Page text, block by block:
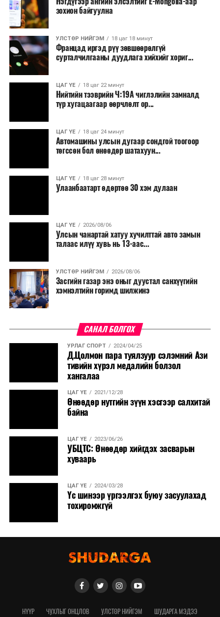
зохион байгуулна
УЛСТӨР НИЙГЭМ 18 цаг 18 минут
Францад иргэд рүү зөвшөөрөлгүй
сурталчилгааны дуудлага хийхийг хориг...
ЦАГ ҮЕ 18 цаг 22 минут
Нийтийн тээврийн Ч:19А чиглэлийн замналд
түр хугацаагаар өөрчлөлт ор...
ЦАГ ҮЕ 18 цаг 24 минут
Автомашины улсын дугаар сондгой тоогоор
төгссөн бол өнөөдөр шатахуун...
ЦАГ ҮЕ 18 цаг 28 минут
Улаанбаатарт өдөртөө 30 хэм дулаан
ЦАГ ҮЕ 2026/08/06
Улсын чанартай хатуу хучилттай авто замын
талаас илүү хувь нь 13-аас...
УЛСТӨР НИЙГЭМ 2026/08/06
Засгийн газар энэ оныг дуустал санхүүгийн
хэмнэлтийн горимд шилжинэ
САНАЛ БОЛГОХ
УРЛАГ СПОРТ 2024/04/25
Д.Цолмон пара туялзуур сэлэмний Ази
тивийн хүрэл медалийн болзол
хангалаа
ЦАГ ҮЕ 2021/12/28
Өнөөдөр нутгийн зүүн хэсгээр салхитай
байна
ЦАГ ҮЕ 2023/06/26
УБЦТС: Өнөөдөр хийгдэх засварын
хуваарь
ЦАГ ҮЕ 2024/03/28
Үс шинээр үргээлгэх буюу засуулахад
тохиромжгүй
НҮҮР ЧУХЛЫГ ОНЦЛОВ УЛСТӨР НИЙГЭМ ШУДАРГА МЭДЭЭ